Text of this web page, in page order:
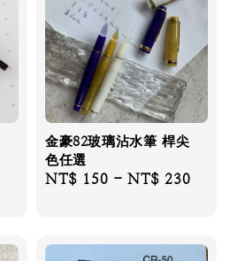
金豪82玻璃沾水筆 桿尖
色任選
Regular
NT$ 150 -NT$ 230